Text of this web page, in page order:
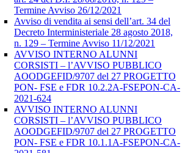
Termine Avviso 26/12/2021
Avviso di vendita ai sensi dell’art. 34 del
Decreto Interministeriale 28 agosto 2018,
n. 129 – Termine Avviso 11/12/2021
AVVISO INTERNO ALUNNI
CORSISTI – l’AVVISO PUBBLICO
AOODGEFID/9707 del 27 PROGETTO
PON- FSE e FDR 10.2.2A-FSEPON-CA-
2021-624
AVVISO INTERNO ALUNNI
CORSISTI – l’AVVISO PUBBLICO
AOODGEFID/9707 del 27 PROGETTO
PON- FSE e FDR 10.1.1A-FSEPON-CA-